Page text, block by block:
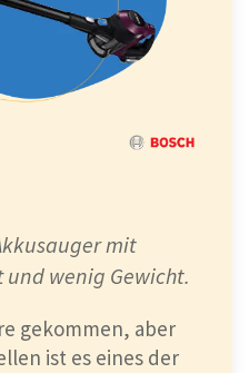
mit
wenig Gewicht.
gekommen, aber
ist es eines der